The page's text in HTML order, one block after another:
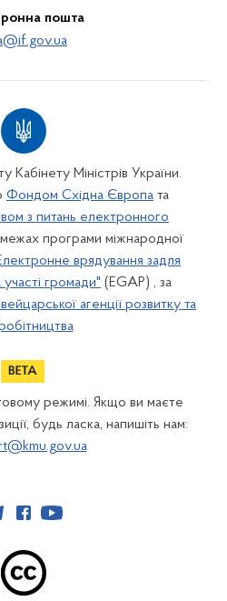
пошта
Кабінету Міністрів України.
Фондом Східна Європа та
з питань електронного
програми міжнародної
врядування задля
участі громади" (EGAP) , за
агенції розвитку та
режимі. Якщо ви маєте
будь ласка, напишіть нам: